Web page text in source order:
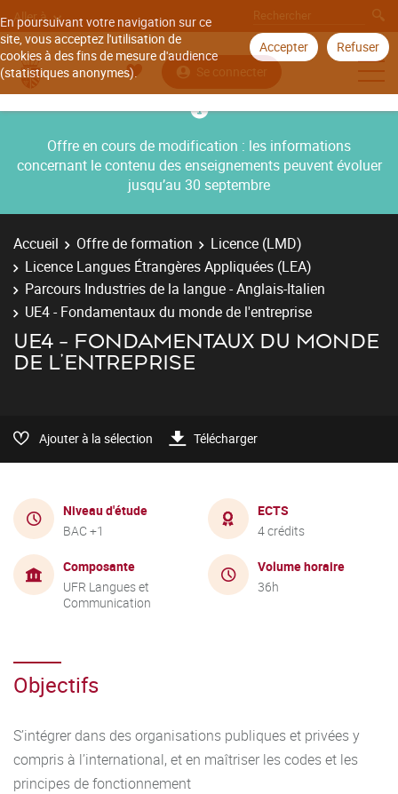
En poursuivant votre navigation sur ce
site, vous acceptez l'utilisation de
cookies à des fins de mesure d'audience
(statistiques anonymes).
Accepter Refuser
Aller à
Se connecter
Offre en cours de modification : les informations
concernant le contenu des enseignements peuvent évoluer
jusqu’au 30 septembre
Accueil Offre de formation
Licence (LMD)
Licence Langues Étrangères Appliquées (LEA)
Parcours Industries de la langue - Anglais-Italien
UE4 - Fondamentaux du monde de l'entreprise
UE4 - FONDAMENTAUX DU MONDE
DE L'ENTREPRISE
Ajouter à la sélection Télécharger
Niveau d'étude
BAC +1
ECTS
4 crédits
Composante
UFR Langues et
Communication
Volume horaire
36h
Objectifs
S’intégrer dans des organisations publiques et privées y
compris à l’international, et en maîtriser les codes et les
principes de fonctionnement